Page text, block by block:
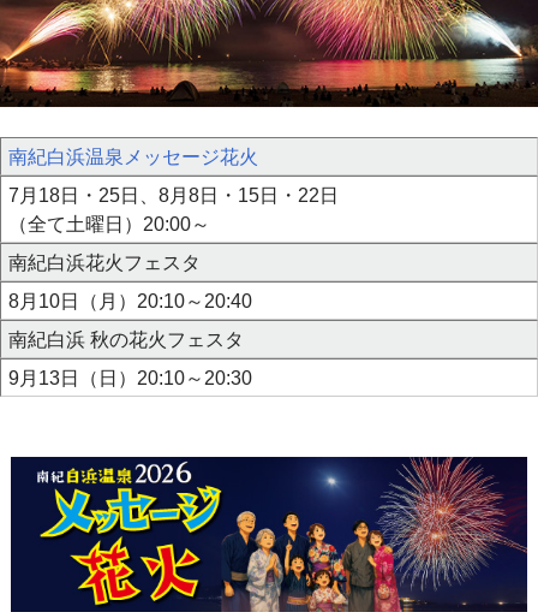
南紀白浜温泉メッセージ花火
7月18日・25日、8月8日・15日・22日
（全て土曜日）20:00～
南紀白浜花火フェスタ
8月10日（月）20:10～20:40
南紀白浜 秋の花火フェスタ
9月13日（日）20:10～20:30